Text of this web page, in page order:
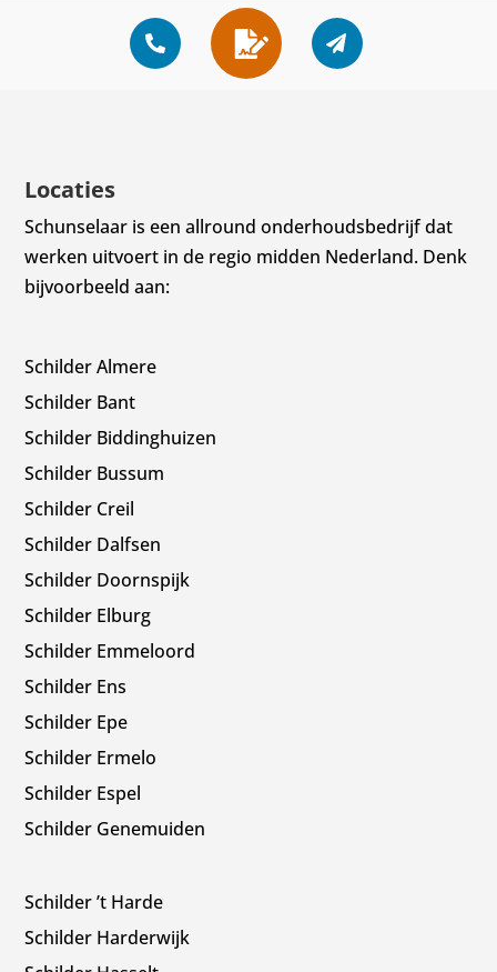
Locaties
Schunselaar is een allround onderhoudsbedrijf dat
werken uitvoert in de regio midden Nederland. Denk
bijvoorbeeld aan:
Schilder Almere
Schilder Bant
Schilder Biddinghuizen
Schilder Bussum
Schilder Creil
Schilder Dalfsen
Schilder Doornspijk
Schilder Elburg
Schilder Emmeloord
Schilder Ens
Schilder Epe
Schilder Ermelo
Schilder Espel
Schilder Genemuiden
Schilder ’t Harde
Schilder Harderwijk